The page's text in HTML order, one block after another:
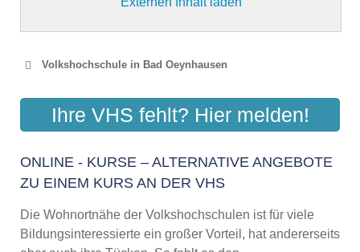
Volkshochschule in Bad Oeynhausen
VOLKSHOCHSCHULE
MINDEN - BAD OYENHAUSEN
Aktualisiert: August 2021
Ihre VHS fehlt? Hier melden!
ONLINE - KURSE – ALTERNATIVE ANGEBOTE
ZU EINEM KURS AN DER VHS
Die Wohnortnähe der Volkshochschulen ist für viele
Bildungsinteressierte ein großer Vorteil, hat andererseits